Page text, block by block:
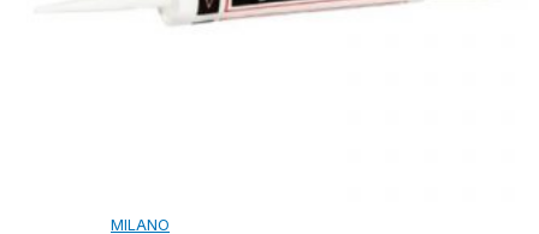
PHỤ KIỆN
MILANO